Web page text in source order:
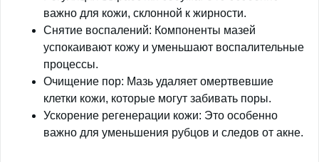
важно для кожи, склонной к жирности.
Снятие воспалений: Компоненты мазей
успокаивают кожу и уменьшают воспалительные
процессы.
Очищение пор: Мазь удаляет омертвевшие
клетки кожи, которые могут забивать поры.
Ускорение регенерации кожи: Это особенно
важно для уменьшения рубцов и следов от акне.